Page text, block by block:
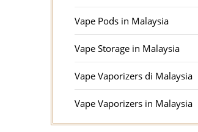
Vape Pods in Malaysia
Vape Storage in Malaysia
Vape Vaporizers di Malaysia
Vape Vaporizers in Malaysia